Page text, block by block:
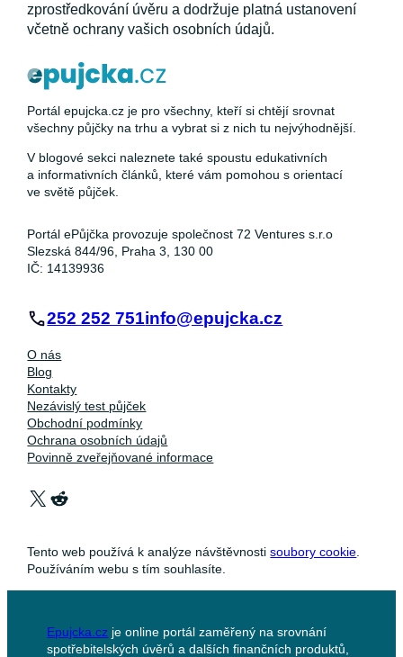
zprostředkování úvěru a dodržuje platná ustanovení
včetně ochrany vašich osobních údajů.
Portál epujcka.cz je pro všechny, kteří si chtějí srovnat
všechny půjčky na trhu a vybrat si z nich tu nejvýhodnější.
V blogové sekci naleznete také spoustu edukativních
a informativních článků, které vám pomohou s orientací
ve světě půjček.
Portál ePůjčka provozuje společnost 72 Ventures s.r.o
Slezská 844/96, Praha 3, 130 00
IČ: 14139936
252 252 751info@epujcka.cz
O nás
Blog
Kontakty
Nezávislý test půjček
Obchodní podmínky
Ochrana osobních údajů
Povinně zveřejňované informace
X Reddit
Tento web používá k analýze návštěvnostisoubory cookie.
Používáním webu s tím souhlasíte.
Epujcka.cz je online portál zaměřený na srovnání
spotřebitelských úvěrů a dalších finančních produktů,